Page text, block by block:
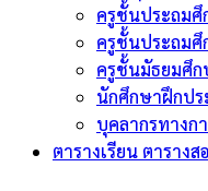
ครูชั้นประถม
ครูชั้นประถม
ครูชั้นมัธยมศึ
นักศึกษาฝึกป
บุคลากรทางก
ตารางเรียน ตารางส